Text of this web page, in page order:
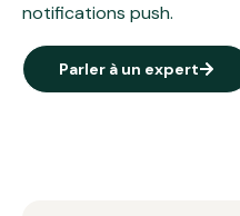
notifications push.
Parler à un expert